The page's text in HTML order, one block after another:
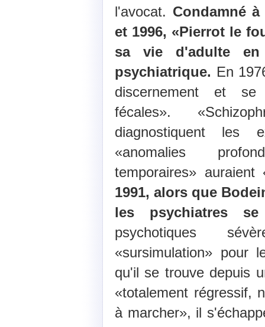
l'avocat. Condamné
et 1996, «Pierrot le
sa vie d'adulte
psychiatrique. En
discernement et
fécales».
diagnostiquent les
«anomalies
temporaires»
1991, alors que
les psychiatres
psychotiques
«sursimulation» pour
qu'il se trouve depuis
«totalement régressif,
à marcher», il